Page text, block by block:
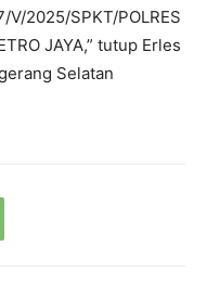
V/2025/SPKT/POLRES
JAYA,” tutup Erles
Selatan